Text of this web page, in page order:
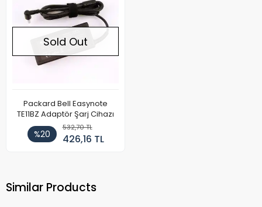
Sold Out
Packard Bell Easynote
TE11BZ Adaptör Şarj Cihazı
%20
532,70 TL
426,16 TL
Similar Products